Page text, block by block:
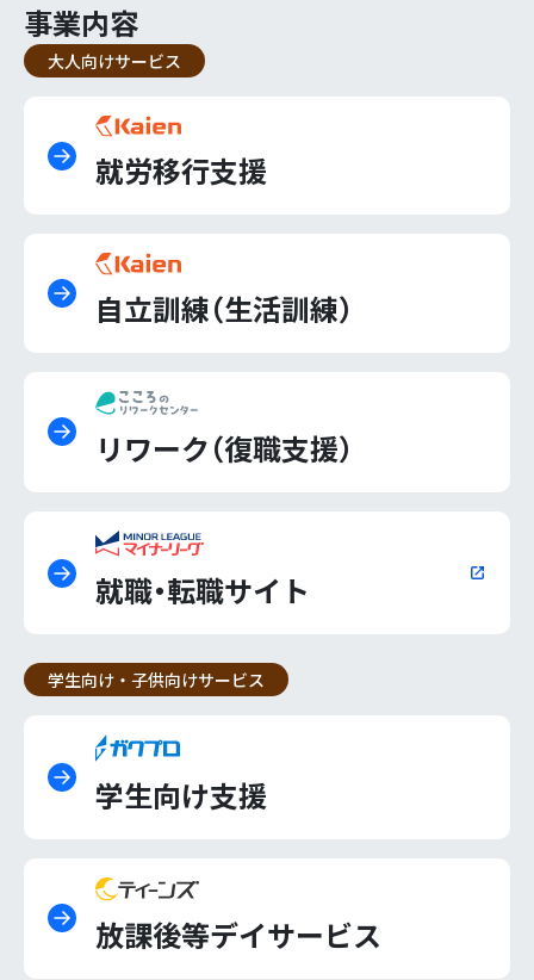
事業内容
大人向けサービス
就労移行支援
自立訓練（生活訓練）
リワーク（復職支援）
就職・転職サイト
学生向け・子供向けサービス
学生向け支援
放課後等デイサービス